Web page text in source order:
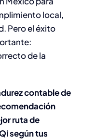
local,
Pero el éxito
de la
contable de
ruta de
según tus